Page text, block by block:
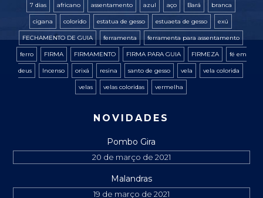
7 dias africano assentamento azul aço Bará branca
cigana colorido estatua de gesso estuaeta de gesso exú
FECHAMENTO DE GUIA ferramenta ferramenta para assentamento
ferro FIRMA FIRMAMENTO FIRMA PARA GUIA FIRMEZA fé em
deus Incenso orixá resina santo de gesso vela vela colorida
velas velas coloridas vermelha
NOVIDADES
Pombo Gira
20 de março de 2021
Malandras
19 de março de 2021